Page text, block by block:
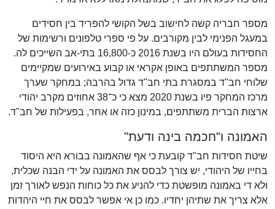
מספר חבריה קשה לחישוב בשל הקושי להפריד בין חסידים
במעגל הפנימי לבין מקורבים. על פי ספרי טלפונים ורשימות של
החסידות בעולם היו בשנת 2016 כ-16,800 בתי-אב השייכים לה.
מספר המשתתפים באופן אקראי או קבוע באירועים שמקיימים
שלוחי חב"ד במסגרת בתי חב"ד גדול בהרבה; במחקר שערך
מרכז המחקר פיו בשנת 2020 מצא כי כ־38 אחוזים מקרב יהודי
ארצות הברית משתתפים, במינון כזה או אחר, בפעילות של חב"ד.
האמונה ו"חכמה בינה ודעת"
שיטת חסידות חב"ד קובעת כי אף שהאמונה בבורא היא היסוד
בחייו של היהודי, יש צורך לבסס את האמונה על ידי הבנה שכלית,
ולא די באמונה מופשטת כדי להניע את כל כוחות הנפש לאורך זמן
אלא צריך את שתיהן יחדיו. כמו כן אי אפשר לבסס את חיי היהדות